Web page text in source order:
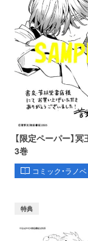
【限定ペーパー】
3巻
コミック・ラノベ
特典